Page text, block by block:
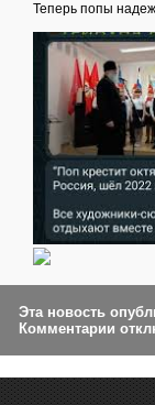
Теперь попы
Эта новость
Комментарии